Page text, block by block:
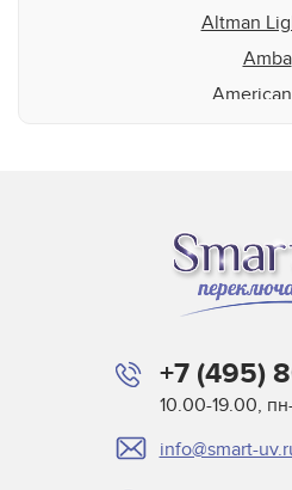
Altman
Amba
BLV
Didde
DigiPrint для
Dorn
+7 (495)
10.00-19.00,
info@smart-